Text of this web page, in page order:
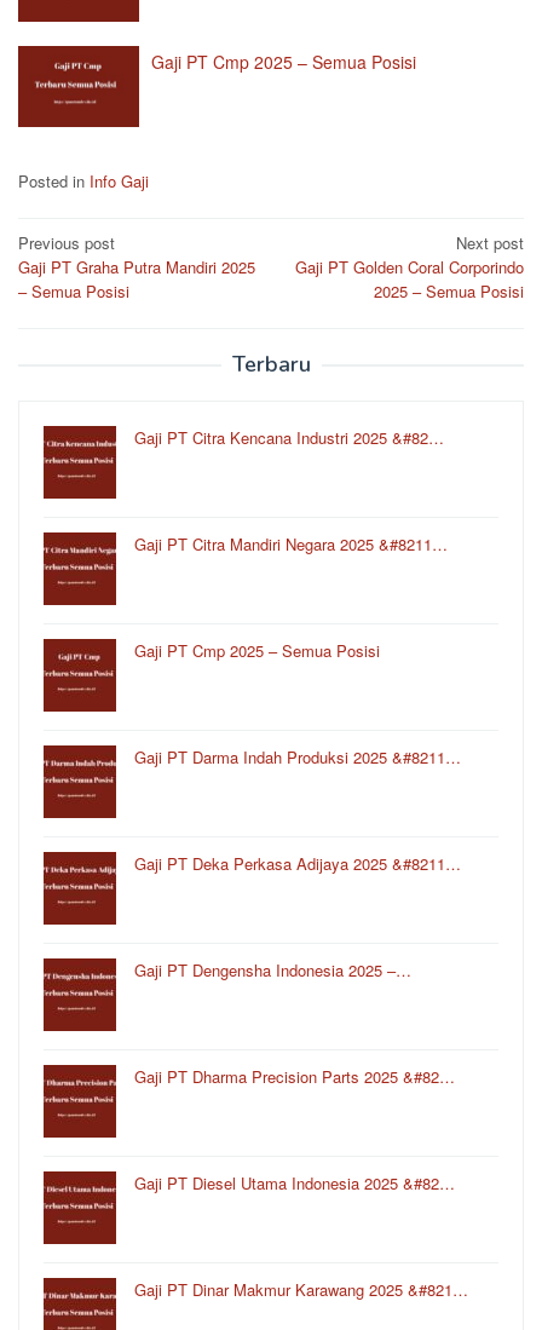
Gaji PT Cmp 2025 – Semua Posisi
Posted in Info Gaji
Post
navigation
Previous post
Gaji PT Graha Putra Mandiri 2025
– Semua Posisi
Next post
Gaji PT Golden Coral Corporindo
2025 – Semua Posisi
Terbaru
Gaji PT Citra Kencana Industri 2025 &#82…
Gaji PT Citra Mandiri Negara 2025 &#8211…
Gaji PT Cmp 2025 – Semua Posisi
Gaji PT Darma Indah Produksi 2025 &#8211…
Gaji PT Deka Perkasa Adijaya 2025 &#8211…
Gaji PT Dengensha Indonesia 2025 –…
Gaji PT Dharma Precision Parts 2025 &#82…
Gaji PT Diesel Utama Indonesia 2025 &#82…
Gaji PT Dinar Makmur Karawang 2025 &#821…